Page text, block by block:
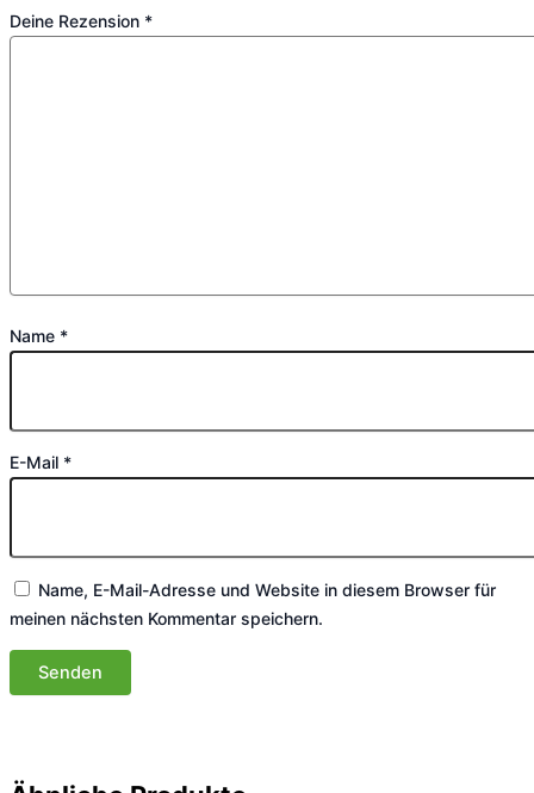
Deine Rezension *
Name *
E-Mail *
Name, E-Mail-Adresse und Website in diesem Browser für
meinen nächsten Kommentar speichern.